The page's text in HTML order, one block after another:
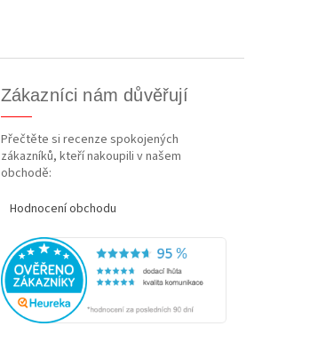
Zákazníci nám důvěřují
Přečtěte si recenze spokojených
zákazníků, kteří nakoupili v našem
obchodě:
Hodnocení obchodu